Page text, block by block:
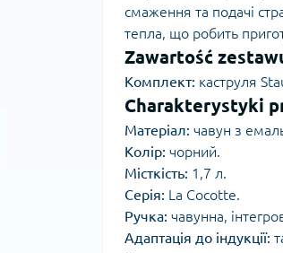
смаження та подачі
тепла, що робить
Zawartość
Комплект: каструля
Charakterystyki
Матеріал: чавун з
Колір: чорний.
Місткість: 1,7 л.
Серія: La Cocotte.
Ручка: чавунна,
Адаптація до індукції: